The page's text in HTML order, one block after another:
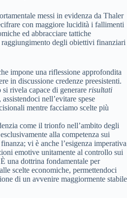
messi in evidenza da Thaler
con maggiore lucidità i fallimenti
ed abbracciare tattiche
degli obiettivi finanziari
impone una riflessione approfondita
in discussione credenze preesistenti.
rivela capace di generare risultati
nell’evitare spese
mentre facciamo scelte più
come il trionfo nell’ambito degli
alla competenza sui
vi è anche l’esigenza imperativa
emotive unitamente al controllo sui
una dottrina fondamentale per
scelte economiche, permettendoci
di un avvenire maggiormente stabile